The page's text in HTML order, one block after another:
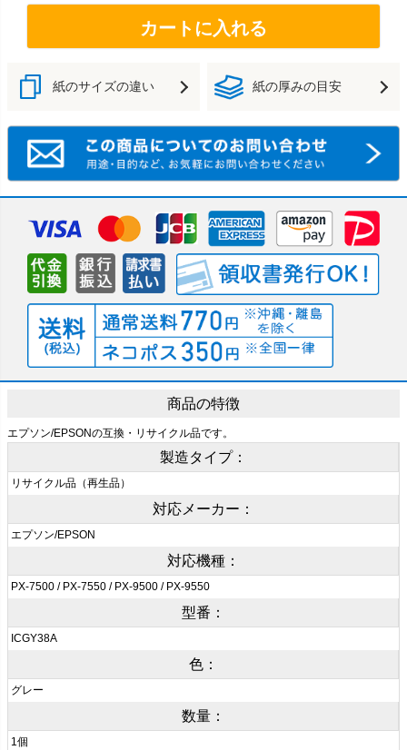
カートに入れる
紙のサイズの違い 紙の厚みの目安
商品の特徴
エプソン/EPSONの互換・リサイクル品です。
製造タイプ：
リサイクル品（再生品）
対応メーカー：
エプソン/EPSON
対応機種：
PX-7500 / PX-7550 / PX-9500 / PX-9550
型番：
ICGY38A
色：
グレー
数量：
1個